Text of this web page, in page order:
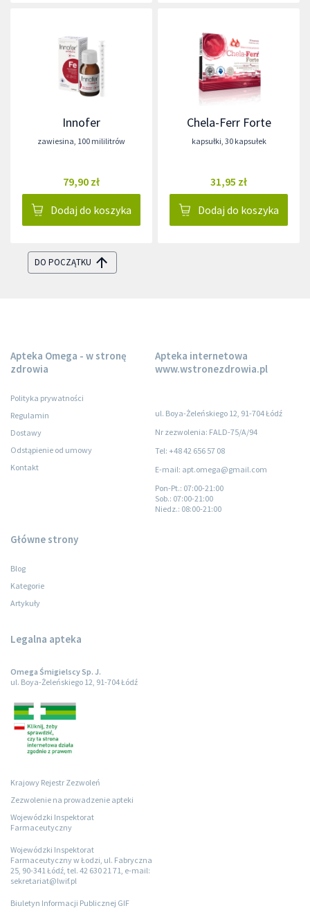
Innofer
zawiesina, 100 mililitrów
79,90 zł
Dodaj do koszyka
Chela-Ferr Forte
kapsułki, 30 kapsułek
31,95 zł
Dodaj do koszyka
DO POCZĄTKU
Apteka Omega - w stronę
zdrowia
Polityka prywatności
Regulamin
Dostawy
Odstąpienie od umowy
Kontakt
Apteka internetowa
www.wstronezdrowia.pl
ul. Boya-Żeleńskiego 12, 91-704 Łódź
Nr zezwolenia: FALD-75/A/94
Tel: +48 42 656 57 08
E-mail: apt.omega@gmail.com
Pon-Pt.: 07:00-21:00
Sob.: 07:00-21:00
Niedz.: 08:00-21:00
Główne strony
Blog
Kategorie
Artykuły
Legalna apteka
Omega Śmigielscy Sp. J.
ul. Boya-Żeleńskiego 12, 91-704 Łódź
Krajowy Rejestr Zezwoleń
Zezwolenie na prowadzenie apteki
Wojewódzki Inspektorat
Farmaceutyczny
Wojewódzki Inspektorat
Farmaceutyczny w Łodzi, ul. Fabryczna
25, 90-341 Łódź, tel. 42 630 21 71, e-mail:
sekretariat@lwif.pl
Biuletyn Informacji Publicznej GIF